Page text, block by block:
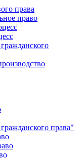
права
право
права"